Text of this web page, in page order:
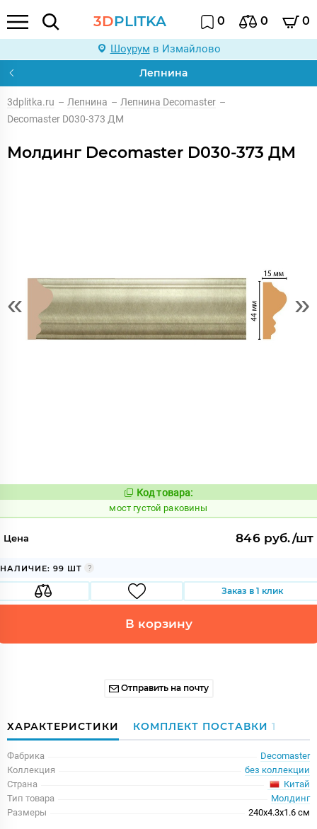
3DPLITKA 0 0 0
Шоурум в Измайлово
Лепнина
3dplitka.ru – Лепнина – Лепнина Decomaster –
Decomaster D030-373 ДМ
Молдинг Decomaster D030-373 ДМ
« »
Код:
1018578
Код товара:
мост густой раковины
Цена 846 руб./шт
НАЛИЧИЕ: 99 ШТ
Заказ в 1 клик
В корзину
Отправить на почту
ХАРАКТЕРИСТИКИ КОМПЛЕКТ ПОСТАВКИ 1
Фабрика
Decomaster
Коллекция
без коллекции
Страна
Китай
Тип товара
Молдинг
Размеры
240x4.3x1.6 см